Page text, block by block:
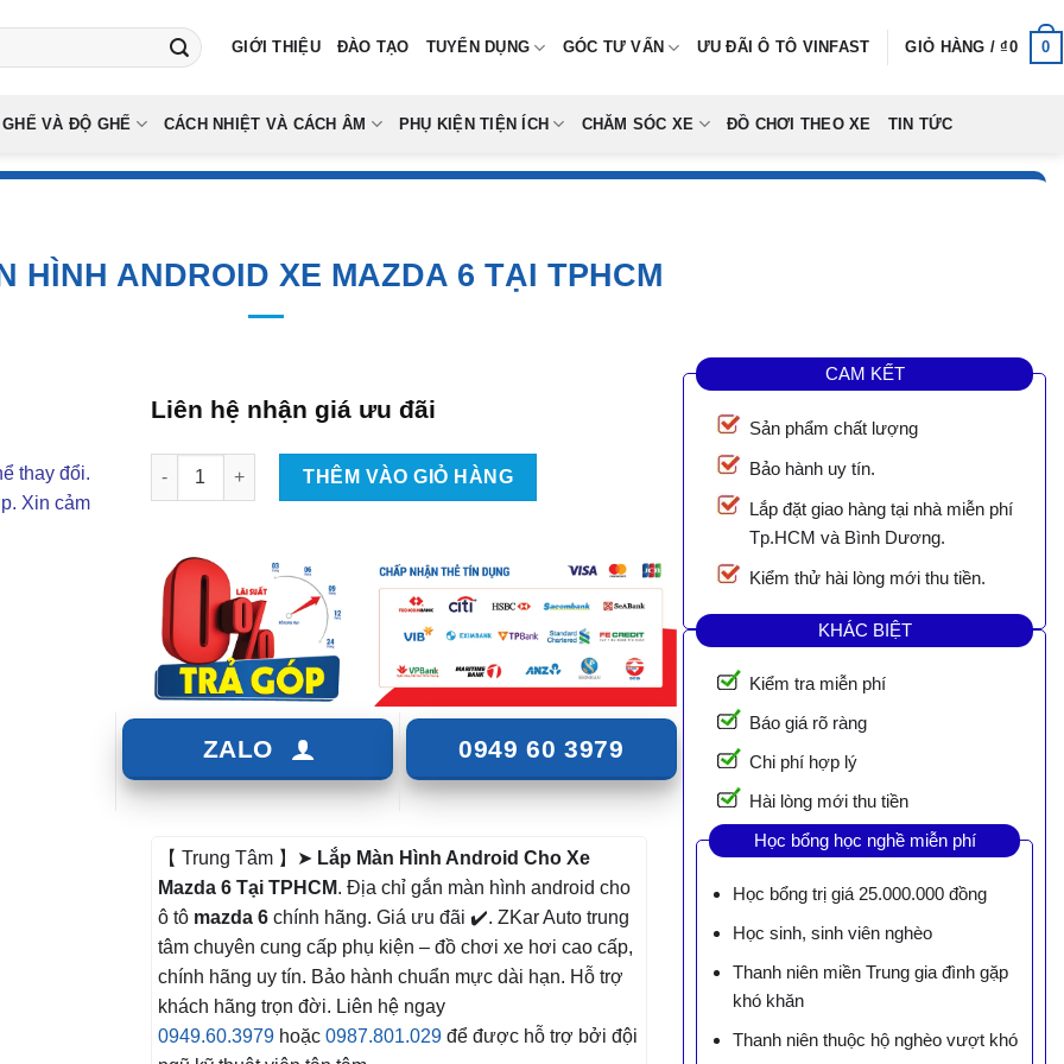
GIỚI THIỆU ĐÀO TẠO TUYỂN DỤNG GÓC TƯ VẤN ƯU ĐÃI Ô TÔ VINFAST GIỎ HÀNG /₫0 0
VÀ ĐỘ GHẾ CÁCH NHIỆT VÀ CÁCH ÂM PHỤ KIỆN TIỆN ÍCH CHĂM SÓC XE ĐỒ CHƠI THEO XE TIN TỨC
HÌNH ANDROID XE MAZDA 6 TẠI TPHCM
thay đổi.
Xin cảm
Liên hệ nhận giá ưu đãi
Lắp Màn Hình Android Xe Mazda 6 Tại TPHCM số lượng
THÊM VÀO GIỎ HÀNG
ZALO 0949 60 3979
【 Trung Tâm 】➤ Lắp Màn Hình Android Cho Xe
Mazda 6 Tại TPHCM. Địa chỉ gắn màn hình android cho
ô tô mazda 6 chính hãng. Giá ưu đãi ✔️. ZKar Auto trung
tâm chuyên cung cấp phụ kiện – đồ chơi xe hơi cao cấp,
chính hãng uy tín. Bảo hành chuẩn mực dài hạn. Hỗ trợ
khách hãng trọn đời. Liên hệ ngay
0949.60.3979 hoặc 0987.801.029 để được hỗ trợ bởi đội
CAM KẾT
Sản phẩm chất lượng
Bảo hành uy tín.
Lắp đặt giao hàng tại nhà miễn phí
Tp.HCM và Bình Dương.
Kiểm thử hài lòng mới thu tiền.
KHÁC BIỆT
Kiểm tra miễn phí
Báo giá rõ ràng
Chi phí hợp lý
Hài lòng mới thu tiền
Học bổng học nghề miễn phí
Học bổng trị giá 25.000.000 đồng
Học sinh, sinh viên nghèo
Thanh niên miền Trung gia đình gặp
khó khăn
Thanh niên thuộc hộ nghèo vượt khó